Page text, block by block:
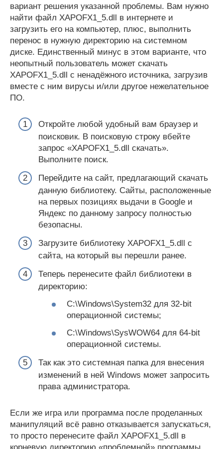
вариант решения указанной проблемы. Вам нужно
найти файл XAPOFX1_5.dll в интернете и
загрузить его на компьютер, плюс, выполнить
перенос в нужную директорию на системном
диске. Единственный минус в этом варианте, что
неопытный пользователь может скачать
XAPOFX1_5.dll с ненадёжного источника, загрузив
вместе с ним вирусы и/или другое нежелательное
ПО.
Откройте любой удобный вам браузер и
поисковик. В поисковую строку вбейте
запрос «XAPOFX1_5.dll скачать».
Выполните поиск.
Перейдите на сайт, предлагающий скачать
данную библиотеку. Сайты, расположенные
на первых позициях выдачи в Google и
Яндекс по данному запросу полностью
безопасны.
Загрузите библиотеку XAPOFX1_5.dll с
сайта, на который вы перешли ранее.
Теперь перенесите файл библиотеки в
директорию:
C:\Windows\System32 для 32-bit
операционной системы;
C:\Windows\SysWOW64 для 64-bit
операционной системы.
Так как это системная папка для внесения
изменений в ней Windows может запросить
права администратора.
Если же игра или программа после проделанных
манипуляций всё равно отказывается запускаться,
то просто перенесите файл XAPOFX1_5.dll в